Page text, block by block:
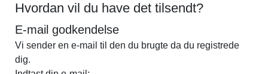
Hvordan vil du have det tilsendt?
E-mail godkendelse
Vi sender en e-mail til den du brugte da du registrede
dig.